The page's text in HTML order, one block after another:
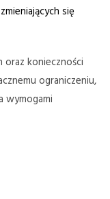
się
konieczności
ograniczeniu,
wymogami